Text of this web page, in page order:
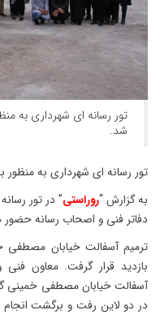
تور رسانه ای شهرداری به
شد.
تور رسانه ای شهرداری به منظور
به گزارش “روراستی” در تور
دفاتر فنی و اصحاب رسانه حضور
ترمیم آسفالت خیابان مصطفی
بازدید قرار گرفت. معاون فنی
در دو لاین رفت و برگشت